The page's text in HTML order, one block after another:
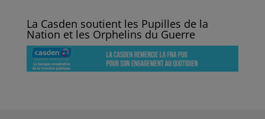
La Casden soutient les Pupilles de la
Nation et les Orphelins du Guerre